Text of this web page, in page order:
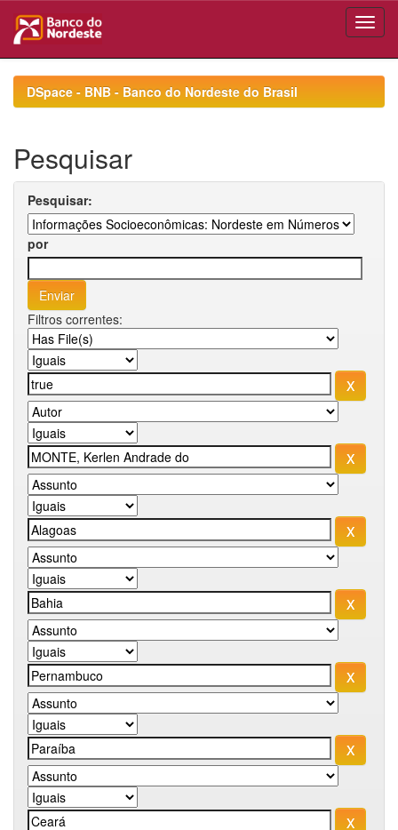
navigationDSpace - BNB - Banco do Nordeste do Brasil
Pesquisar
Pesquisar:
por
Filtros correntes: